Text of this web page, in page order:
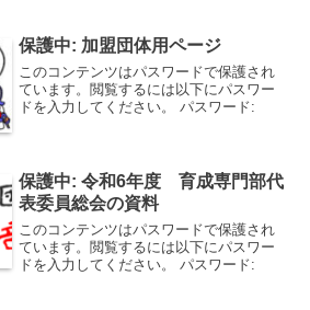
保護中: 加盟団体用ページ
このコンテンツはパスワードで保護され
ています。閲覧するには以下にパスワー
ドを入力してください。 パスワード:
保護中: 令和6年度 育成専門部代
表委員総会の資料
このコンテンツはパスワードで保護され
ています。閲覧するには以下にパスワー
ドを入力してください。 パスワード: